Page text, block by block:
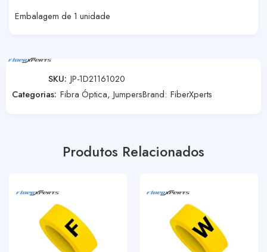
Embalagem de 1 unidade
SKU: JP-1D21161020
Categorias: Fibra Óptica, JumpersBrand: FiberXperts
Produtos Relacionados